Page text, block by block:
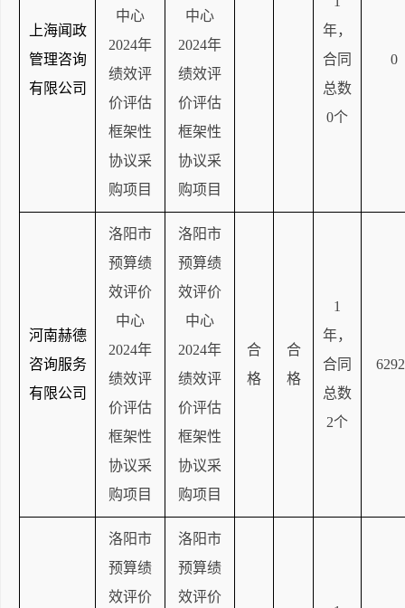
上海闻政
管理咨询
有限公司
中心
2024年
绩效评
价评估
框架性
协议采
购项目
中心
2024年
绩效评
价评估
框架性
协议采
购项目
年，
合同
总数
0个
0
河南赫德
咨询服务
有限公司
洛阳市
预算绩
效评价
中心
2024年
绩效评
价评估
框架性
协议采
购项目
洛阳市
预算绩
效评价
中心
2024年
绩效评
价评估
框架性
协议采
购项目
合
格
合
格
1
年，
合同
总数
2个
洛阳市
预算绩
效评价
洛阳市
预算绩
效评价